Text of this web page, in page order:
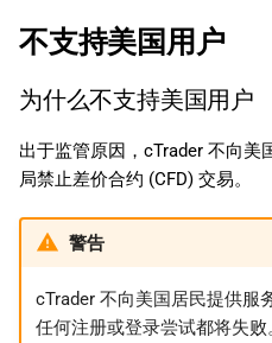
不支持美国用户
为什么不支持美国用户
出于监管原因，cTrader 不向美
局禁止差价合约 (CFD) 交易。
警告
cTrader 不向美国居民提供服
任何注册或登录尝试都将失败